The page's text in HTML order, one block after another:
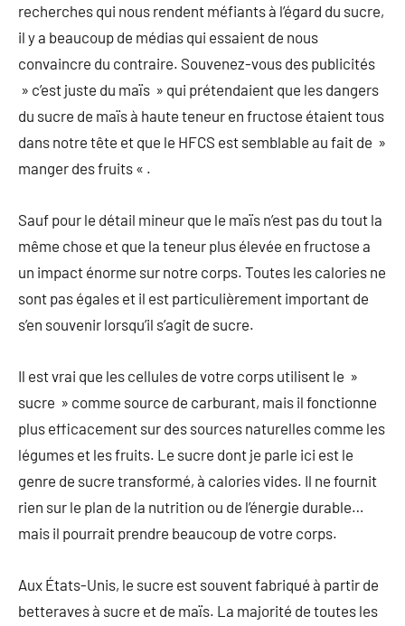
recherches qui nous rendent méfiants à l’égard du sucre,
il y a beaucoup de médias qui essaient de nous
convaincre du contraire. Souvenez-vous des publicités
» c’est juste du maïs » qui prétendaient que les dangers
du sucre de maïs à haute teneur en fructose étaient tous
dans notre tête et que le HFCS est semblable au fait de »
manger des fruits « .
Sauf pour le détail mineur que le maïs n’est pas du tout la
même chose et que la teneur plus élevée en fructose a
un impact énorme sur notre corps. Toutes les calories ne
sont pas égales et il est particulièrement important de
s’en souvenir lorsqu’il s’agit de sucre.
Il est vrai que les cellules de votre corps utilisent le »
sucre » comme source de carburant, mais il fonctionne
plus efficacement sur des sources naturelles comme les
légumes et les fruits. Le sucre dont je parle ici est le
genre de sucre transformé, à calories vides. Il ne fournit
rien sur le plan de la nutrition ou de l’énergie durable…
mais il pourrait prendre beaucoup de votre corps.
Aux États-Unis, le sucre est souvent fabriqué à partir de
betteraves à sucre et de maïs. La majorité de toutes les